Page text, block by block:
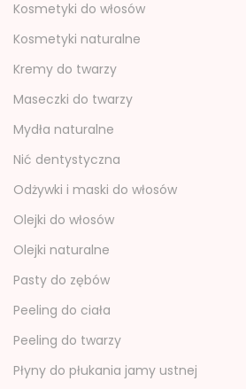
Kosmetyki do włosów
Kosmetyki naturalne
Kremy do twarzy
Maseczki do twarzy
Mydła naturalne
Nić dentystyczna
Odżywki i maski do włosów
Olejki do włosów
Olejki naturalne
Pasty do zębów
Peeling do ciała
Peeling do twarzy
Płyny do płukania jamy ustnej